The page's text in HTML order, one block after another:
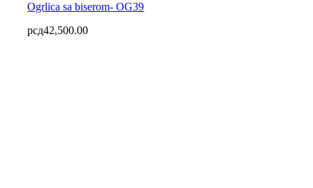
Ogrlica sa biserom- OG39
рсд42,500.00